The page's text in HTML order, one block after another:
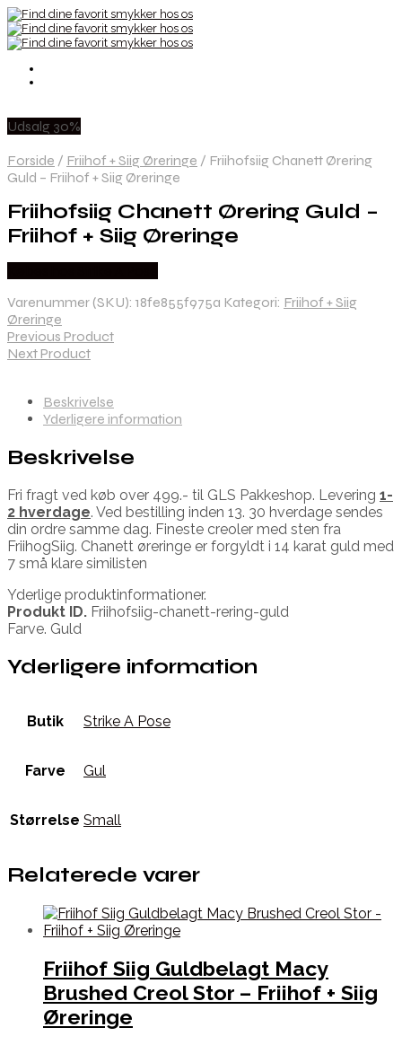
Udsalg 30%
Forside / Friihof + Siig Øreringe / Friihofsiig Chanett Ørering
Guld – Friihof + Siig Øreringe
Friihofsiig Chanett Ørering Guld –
Friihof + Siig Øreringe
Varenummer (SKU): 18fe855f975a Kategori: Friihof + Siig
Øreringe
Previous Product
Next Product
Beskrivelse
Yderligere information
Beskrivelse
Fri fragt ved køb over 499.- til GLS Pakkeshop. Levering 1-
2 hverdage. Ved bestilling inden 13. 30 hverdage sendes
din ordre samme dag. Fineste creoler med sten fra
FriihogSiig. Chanett øreringe er forgyldt i 14 karat guld med
7 små klare similisten
Yderlige produktinformationer.
Produkt ID. Friihofsiig-chanett-rering-guld
Farve. Guld
Yderligere information
Butik Strike A Pose
Farve Gul
Størrelse Small
Relaterede varer
Friihof Siig Guldbelagt Macy
Brushed Creol Stor – Friihof + Siig
Øreringe